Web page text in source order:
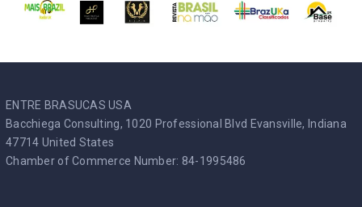
ENTRE BRASUCAS USA
Bacchiega Consulting, 1020 Professional Blvd Evansville, Indiana
47714 United States
Chamber of Commerce Number: 84-1995486